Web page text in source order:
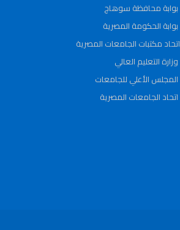
بوابة محافظة سوهاج
بوابة الحكومة المصرية
اتحاد مكتبات الجامعات المصرية
وزارة التعليم العالي
المجلس الأعلي للجامعات
اتحاد الجامعات المصرية